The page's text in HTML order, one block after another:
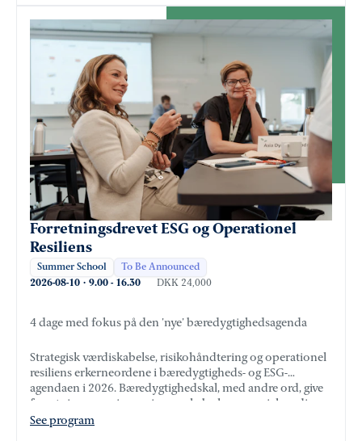
Forretningsdrevet ESG og Operationel
Resiliens
Summer School To Be Announced
2026-08-10 · 9.00 - 16.30 DKK 24,000
4 dage med fokus på den ’nye’ bæredygtighedsagenda
Strategisk værdiskabelse, risikohåndtering og operationel
resiliens er kerneordene i bæredygtigheds- og ESG-
agendaen i 2026. Bæredygtighed skal, med andre ord, give
forretningsmæssig mening og skabe kommerciel værdi.
See program